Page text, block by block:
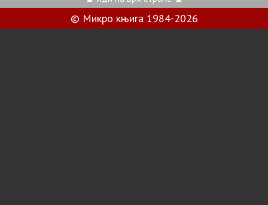
© Микро књига 1984-2026